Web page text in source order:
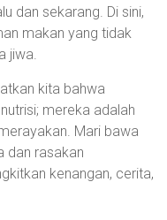
dan sekarang. Di sini,
makan yang tidak
jiwa.
kita bahwa
mereka adalah
Mari bawa
dan rasakan
kenangan, cerita,